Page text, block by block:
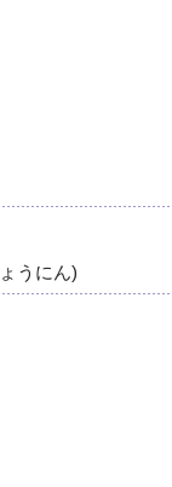
うにん)